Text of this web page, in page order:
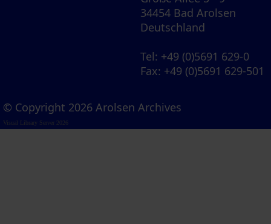
34454 Bad Arolsen
Deutschland
Tel: +49 (0)5691 629-0
Fax: +49 (0)5691 629-501
© Copyright 2026 Arolsen Archives
Visual Library Server 2026